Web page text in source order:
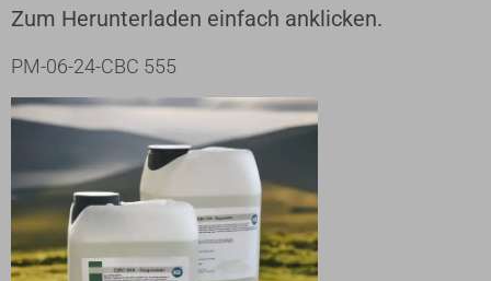
Zum Herunterladen einfach anklicken.
PM-06-24-CBC 555